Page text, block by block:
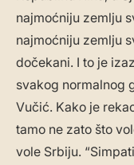
najmoćniju zemlju
najmoćniju zemlju
dočekani. I to je
svakog normalnog
Vučić. Kako je
tamo ne zato što
vole Srbiju.